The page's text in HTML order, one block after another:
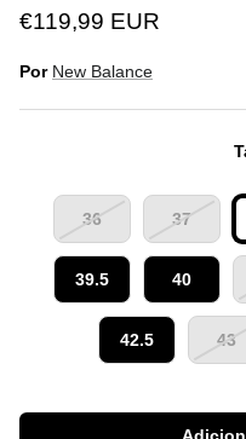
€119,99 EUR
Por New Balance
36 37
39.5 40
42.5 43